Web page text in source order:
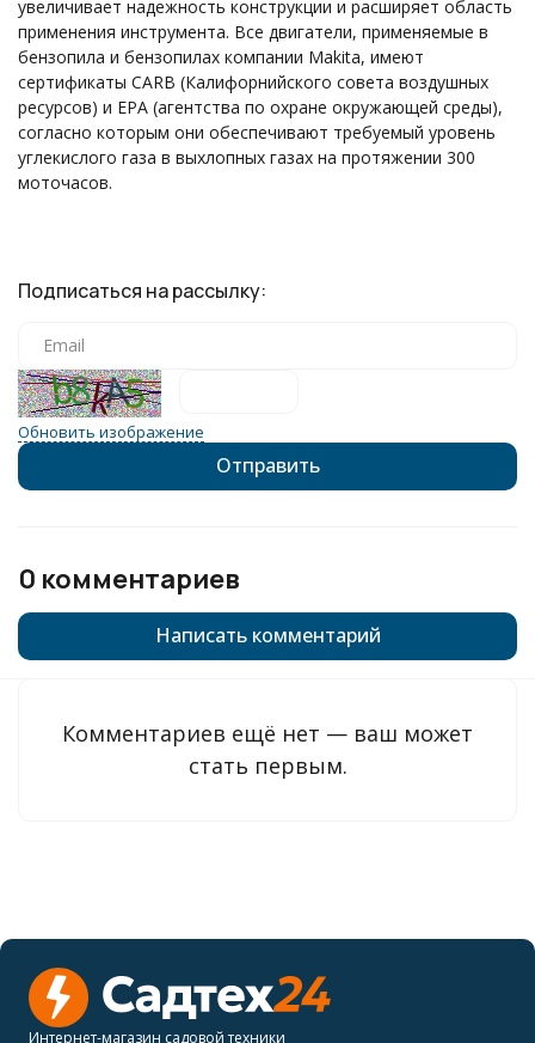
увеличивает надежность конструкции и расширяет область
применения инструмента. Все двигатели, применяемые в
бензопила и бензопилах компании Makita, имеют
сертификаты CARB (Калифорнийского совета воздушных
ресурсов) и ЕРА (агентства по охране окружающей среды),
согласно которым они обеспечивают требуемый уровень
углекислого газа в выхлопных газах на протяжении 300
моточасов.
Подписаться на рассылку:
Обновить изображение
0 комментариев
Написать комментарий
Комментариев ещё нет — ваш может
стать первым.
Интернет-магазин садовой техники